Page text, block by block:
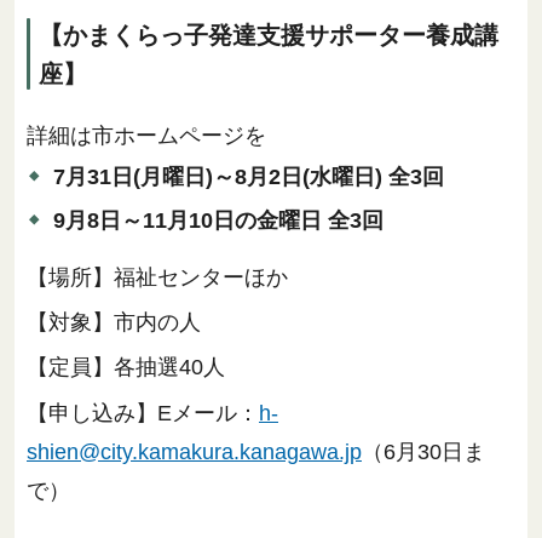
【かまくらっ子発達支援サポーター養成講
座】
詳細は市ホームページを
7月31日(月曜日)～8月2日(水曜日) 全3回
9月8日～11月10日の金曜日 全3回
【場所】福祉センターほか
【対象】市内の人
【定員】各抽選40人
【申し込み】Eメール： h-
shien@city.kamakura.kanagawa.jp （6月30日ま
で）